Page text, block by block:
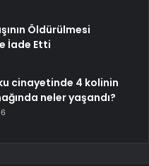
Öldürülmesi
İade Etti
cinayetinde 4 kolinin
neler yaşandı?